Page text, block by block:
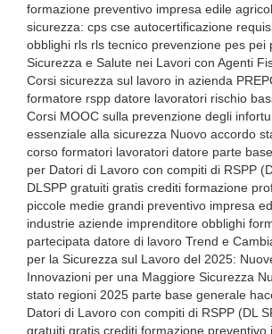
formazione preventivo impresa edile
sicurezza: cps cse autocertificazione
obblighi rls rls tecnico prevenzione pes pei
Sicurezza e Salute nei Lavori con Agenti
Corsi sicurezza sul lavoro in azienda
formatore rspp datore lavoratori rischio
Corsi MOOC sulla prevenzione degli
essenziale alla sicurezza Nuovo accordo
corso formatori lavoratori datore parte
per Datori di Lavoro con compiti di RSPP
DLSPP gratuiti gratis crediti formazione
piccole medie grandi preventivo impresa
industrie aziende imprenditore obblighi
partecipata datore di lavoro Trend e
per la Sicurezza sul Lavoro del 2025:
Innovazioni per una Maggiore Sicurezza
stato regioni 2025 parte base generale
Datori di Lavoro con compiti di RSPP (DL
gratuiti gratis crediti formazione preventivo